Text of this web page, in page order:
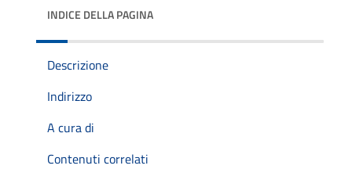
INDICE DELLA PAGINA
Descrizione
Indirizzo
A cura di
Contenuti correlati